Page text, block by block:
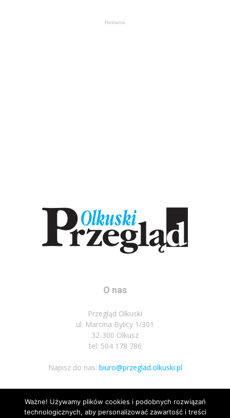
Reklama
O nas
Przegląd Olkuski
ul. Marcina Bylicy 1/301
32-300 Olkusz
tel: 504 178 786
Napisz do nas: biuro@przeglad.olkuski.pl
Podążaj za nami
Ważne! Używamy plików cookies i podobnych rozwiązań
technologicznych, aby personalizować zawartość i treści